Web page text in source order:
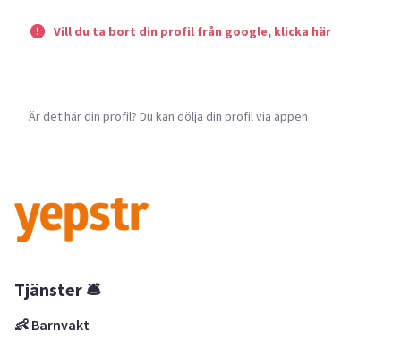
Vill du ta bort din profil från google, klicka här
Är det här din profil? Du kan dölja din profil via appen
Tjänster 🛎
👶 Barnvakt